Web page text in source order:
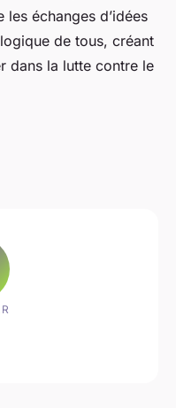
échanges d’idées
de tous, créant
dans la lutte contre le